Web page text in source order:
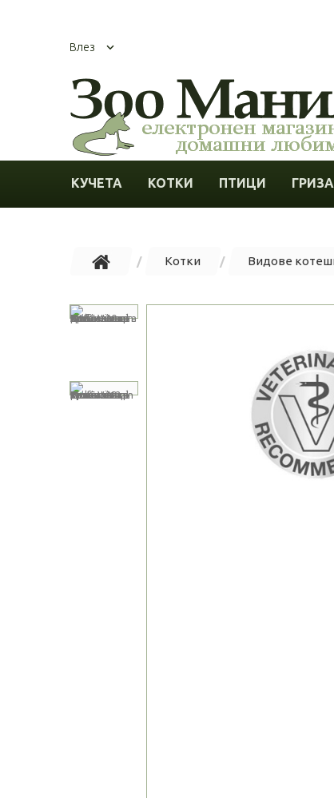
Влез
КУЧЕТА КОТКИ ПТИЦИ
Котки Видове